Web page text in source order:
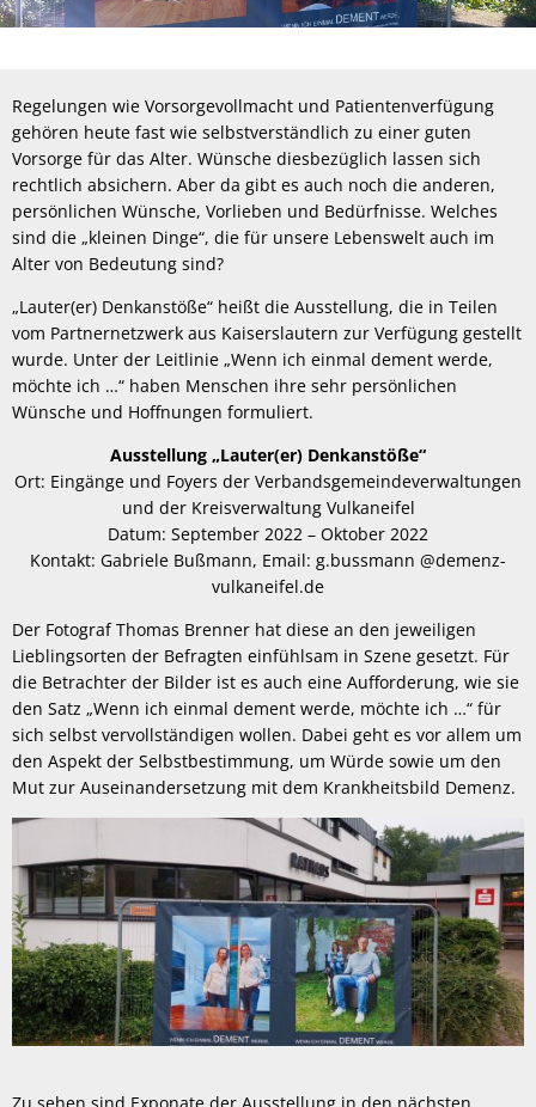
Regelungen wie Vorsorgevollmacht und Patientenverfügung
gehören heute fast wie selbstverständlich zu einer guten
Vorsorge für das Alter. Wünsche diesbezüglich lassen sich
rechtlich absichern. Aber da gibt es auch noch die anderen,
persönlichen Wünsche, Vorlieben und Bedürfnisse. Welches
sind die „kleinen Dinge“, die für unsere Lebenswelt auch im
Alter von Bedeutung sind?
„Lauter(er) Denkanstöße“ heißt die Ausstellung, die in Teilen
vom Partnernetzwerk aus Kaiserslautern zur Verfügung gestellt
wurde. Unter der Leitlinie „Wenn ich einmal dement werde,
möchte ich …“ haben Menschen ihre sehr persönlichen
Wünsche und Hoffnungen formuliert.
Ausstellung „Lauter(er) Denkanstöße“
Ort: Eingänge und Foyers der Verbandsgemeindeverwaltungen
und der Kreisverwaltung Vulkaneifel
Datum: September 2022 – Oktober 2022
Kontakt: Gabriele Bußmann, Email: g.bussmann @demenz-
vulkaneifel.de
Der Fotograf Thomas Brenner hat diese an den jeweiligen
Lieblingsorten der Befragten einfühlsam in Szene gesetzt. Für
die Betrachter der Bilder ist es auch eine Aufforderung, wie sie
den Satz „Wenn ich einmal dement werde, möchte ich …“ für
sich selbst vervollständigen wollen. Dabei geht es vor allem um
den Aspekt der Selbstbestimmung, um Würde sowie um den
Mut zur Auseinandersetzung mit dem Krankheitsbild Demenz.
Zu sehen sind Exponate der Ausstellung in den nächsten